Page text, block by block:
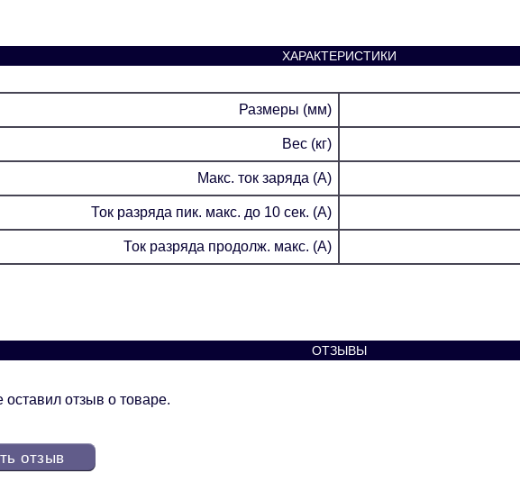
ХАРАКТЕРИСТИКИ
Размеры (мм)
Вес (кг)
Макс. ток заряда (А)
Ток разряда пик. макс. до 10 сек. (А)
Ток разряда продолж. макс. (А)
ОТЗЫВЫ
оставил отзыв о товаре.
отзыв